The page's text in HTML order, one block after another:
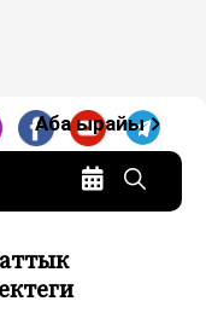
—
Аба ырайы